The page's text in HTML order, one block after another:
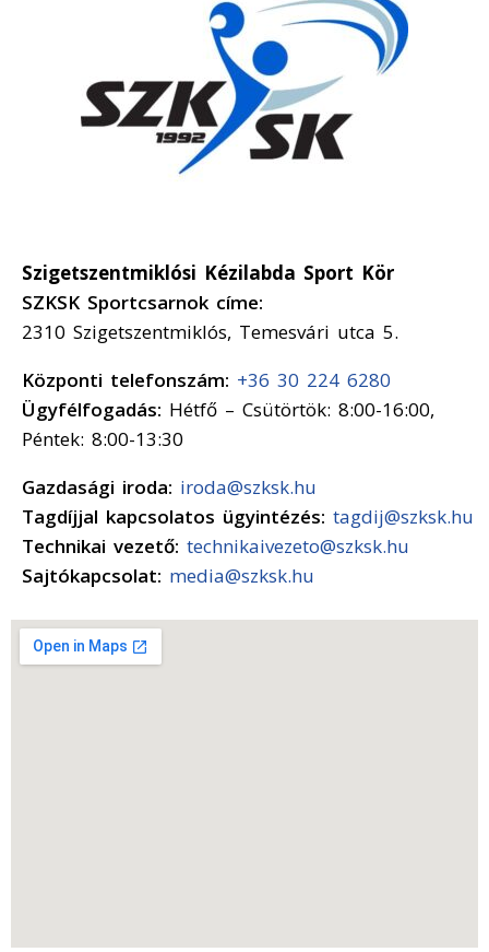
Szigetszentmiklósi Kézilabda Sport Kör
SZKSK Sportcsarnok címe:
2310 Szigetszentmiklós, Temesvári utca 5.
Központi telefonszám: +36 30 224 6280
Ügyfélfogadás: Hétfő – Csütörtök: 8:00-16:00,
Péntek: 8:00-13:30
Gazdasági iroda: iroda@szksk.hu
Tagdíjjal kapcsolatos ügyintézés: tagdij@szksk.hu
Technikai vezető: technikaivezeto@szksk.hu
Sajtókapcsolat: media@szksk.hu